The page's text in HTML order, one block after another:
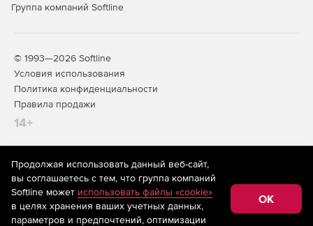
Группа компаний Softline
© 1993—2026 Softline
Условия использования
Политика конфиденциальности
Правила продажи
14+
На информационном ресурсе store.softline.ru применяются
рекомендательные технологии(информационные технологии
предоставления информации на основе сбора,
систематизации и анализа сведений, относящихся к
предпочтениям пользователей сети «Интернет»,
Продолжая использовать данный веб-сайт,
вы соглашаетесь с тем, что группа компаний
Softline может использовать файлы «cookie»
в целях хранения ваших учетных данных,
параметров и предпочтений, оптимизации
OK